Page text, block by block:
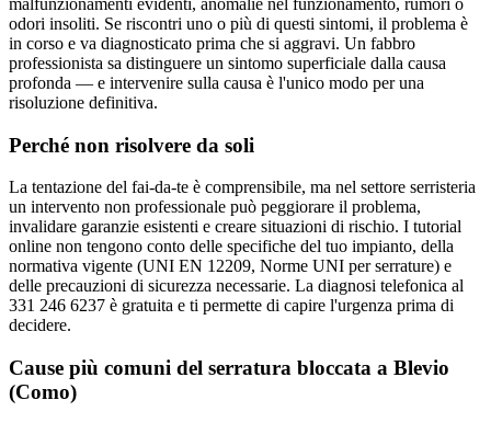
malfunzionamenti evidenti, anomalie nel funzionamento, rumori o
odori insoliti. Se riscontri uno o più di questi sintomi, il problema è
in corso e va diagnosticato prima che si aggravi. Un fabbro
professionista sa distinguere un sintomo superficiale dalla causa
profonda — e intervenire sulla causa è l'unico modo per una
risoluzione definitiva.
Perché non risolvere da soli
La tentazione del fai-da-te è comprensibile, ma nel settore serristeria
un intervento non professionale può peggiorare il problema,
invalidare garanzie esistenti e creare situazioni di rischio. I tutorial
online non tengono conto delle specifiche del tuo impianto, della
normativa vigente (UNI EN 12209, Norme UNI per serrature) e
delle precauzioni di sicurezza necessarie. La diagnosi telefonica al
331 246 6237 è gratuita e ti permette di capire l'urgenza prima di
decidere.
Cause più comuni del serratura bloccata a Blevio
(Como)